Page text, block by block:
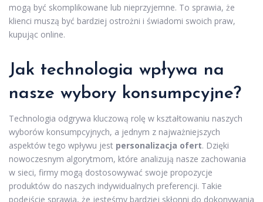
mogą być skomplikowane lub nieprzyjemne. To sprawia, że
klienci muszą być bardziej ostrożni i świadomi swoich praw,
kupując online.
Jak technologia wpływa na
nasze wybory konsumpcyjne?
Technologia odgrywa kluczową rolę w kształtowaniu naszych
wyborów konsumpcyjnych, a jednym z najważniejszych
aspektów tego wpływu jest personalizacja ofert. Dzięki
nowoczesnym algorytmom, które analizują nasze zachowania
w sieci, firmy mogą dostosowywać swoje propozycje
produktów do naszych indywidualnych preferencji. Takie
podejście sprawia, że jesteśmy bardziej skłonni do dokonywania